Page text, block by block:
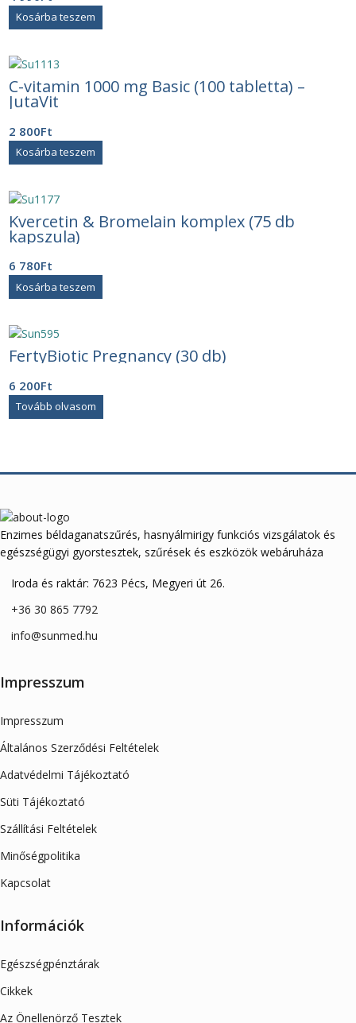
Kosárba teszem
C-vitamin 1000 mg Basic (100 tabletta) –
JutaVit
2 800Ft
Kosárba teszem
Kvercetin & Bromelain komplex (75 db
kapszula)
6 780Ft
Kosárba teszem
FertyBiotic Pregnancy (30 db)
6 200Ft
Tovább olvasom
Enzimes béldaganatszűrés, hasnyálmirigy funkciós vizsgálatok és
egészségügyi gyorstesztek, szűrések és eszközök webáruháza
Iroda és raktár: 7623 Pécs, Megyeri út 26.
+36 30 865 7792
info@sunmed.hu
Impresszum
Impresszum
Általános Szerződési Feltételek
Adatvédelmi Tájékoztató
Süti Tájékoztató
Szállítási Feltételek
Minőségpolitika
Kapcsolat
Információk
Egészségpénztárak
Cikkek
Az Önellenörző Tesztek